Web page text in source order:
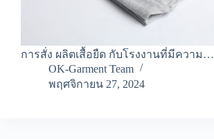
การสั่ง ผลิตเสื้อยืด กับโรงงานที่มีความ…
OK-Garment Team
พฤศจิกายน 27, 2024